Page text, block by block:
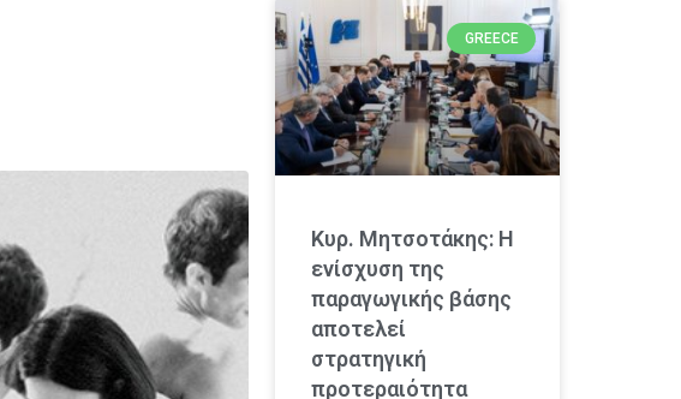
GREECE
Κυρ. Μητσοτάκης: Η
ενίσχυση της
παραγωγικής βάσης
αποτελεί
στρατηγική
προτεραιότητα